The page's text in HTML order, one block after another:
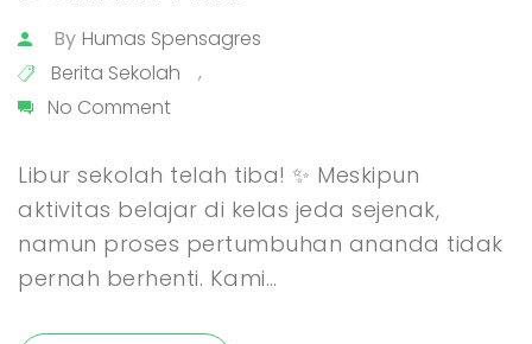
By Humas Spensagres
Berita Sekolah
,
No Comment
Libur sekolah telah tiba! ✨ Meskipun
aktivitas belajar di kelas jeda sejenak,
namun proses pertumbuhan ananda tidak
pernah berhenti. Kami…